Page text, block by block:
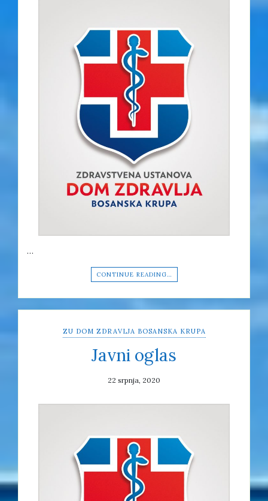
…
CONTINUE READING…
ZU DOM ZDRAVLJA BOSANSKA KRUPA
Javni oglas
22 srpnja, 2020